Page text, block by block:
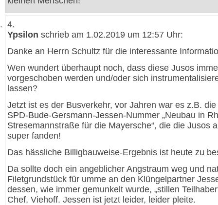
4.
Ypsilon schrieb am 1.02.2019 um 12:57 Uhr:
Danke an Herrn Schultz für die interessante
Wen wundert überhaupt noch, dass diese Jusos
vorgeschoben werden und/oder sich
lassen?
Jetzt ist es der Busverkehr, vor Jahren war es z.B.
SPD-Bude-Gersmann-Jessen-Nummer „Neubau in
Stresemannstraße für die Mayersche“, die die Jusos
super fanden!
Das hässliche Billigbauweise-Ergebnis ist heute zu
Da sollte doch ein angeblicher Angstraum weg und
Filetgrundstück für umme an den Klüngelpartner
dessen, wie immer gemunkelt wurde, „stillen
Chef, Viehoff. Jessen ist jetzt leider, leider pleite.